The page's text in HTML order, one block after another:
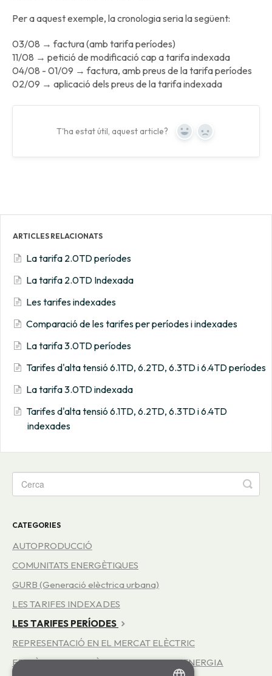
Per a aquest exemple, la cronologia seria la següent:
03/08 → factura (amb tarifa períodes)
11/08 → petició de modificació cap a tarifa indexada
04/08 - 01/09 → factura, amb preus de la tarifa períodes
02/09 → aplicació dels preus de la tarifa indexada
T'ha estat útil, aquest article? Yes No
ARTICLES RELACIONATS
La tarifa 2.0TD períodes
La tarifa 2.0TD Indexada
Les tarifes indexades
Comparació de les tarifes per períodes i indexades
La tarifa 3.0TD períodes
Tarifes d'alta tensió 6.1TD, 6.2TD, 6.3TD i 6.4TD períodes
La tarifa 3.0TD indexada
Tarifes d'alta tensió 6.1TD, 6.2TD, 6.3TD i 6.4TD
indexades
CATEGORIES
AUTOPRODUCCIÓ
COMUNITATS ENERGÈTIQUES
GURB (Generació elèctrica urbana)
LES TARIFES INDEXADES
LES TARIFES PERÍODES
REPRESENTACIÓ EN EL MERCAT ELÈCTRIC
EFICIÈNCIA ENERGÈTICA - SERVEI INFOENERGIA